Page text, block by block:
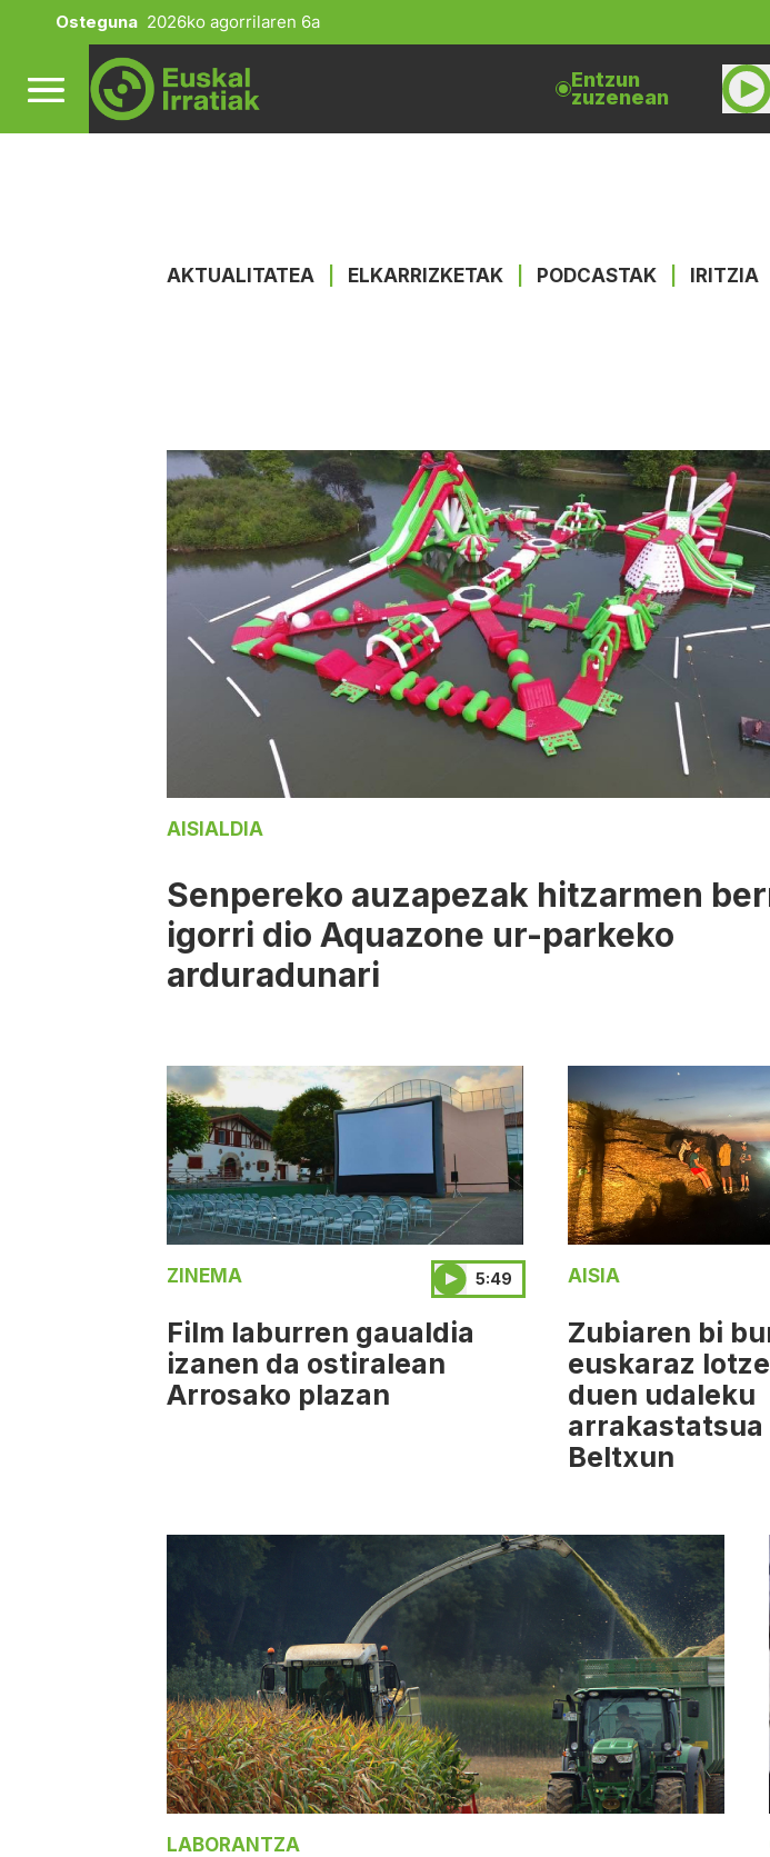
Osteguna 2026ko agorrilaren 6a
Entzun
zuzenean
AKTUALITATEA ELKARRIZKETAK PODCASTAK IRITZIA
AISIALDIA
Senpereko auzapezak hitzarmen
igorri dio Aquazone ur-parkeko
arduradunari
ZINEMA 5:49
Film laburren gaualdia
izanen da ostiralean
Arrosako plazan
AISIA
Zubiaren bi
euskaraz
duen udaleku
arrakastatsua
Beltxun
LABORANTZA